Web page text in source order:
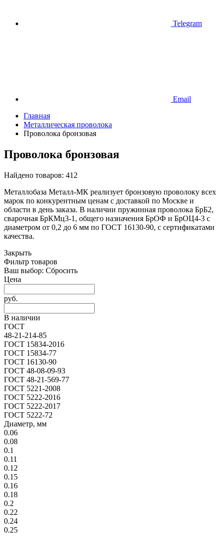
Telegram
Email
Главная
Металлическая проволока
Проволока бронзовая
Проволока бронзовая
Найдено товаров: 412
Металлобаза Металл-МК реализует бронзовую проволоку всех
марок по конкурентным ценам с доставкой по Москве и
области в день заказа. В наличии пружинная проволока БрБ2,
сварочная БрКМц3-1, общего назначения БрОФ и БрОЦ4-3 с
диаметром от 0,2 до 6 мм по ГОСТ 16130-90, с сертификатами
качества.
Закрыть
Фильтр товаров
Ваш выбор: Сбросить
Цена
руб.
В наличии
ГОСТ
48-21-214-85
ГОСТ 15834-2016
ГОСТ 15834-77
ГОСТ 16130-90
ГОСТ 48-08-09-93
ГОСТ 48-21-569-77
ГОСТ 5221-2008
ГОСТ 5222-2016
ГОСТ 5222-2017
ГОСТ 5222-72
Диаметр, мм
0.06
0.08
0.1
0.11
0.12
0.15
0.16
0.18
0.2
0.22
0.24
0.25